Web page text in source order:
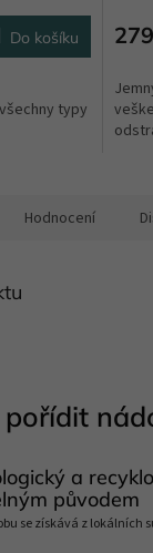
Do košíku
typy
je
z
5
Hodnocení
a
původem
se získává z lokálních